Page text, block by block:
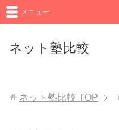
ネット塾比較
メニュー
ネット塾比較 TOP